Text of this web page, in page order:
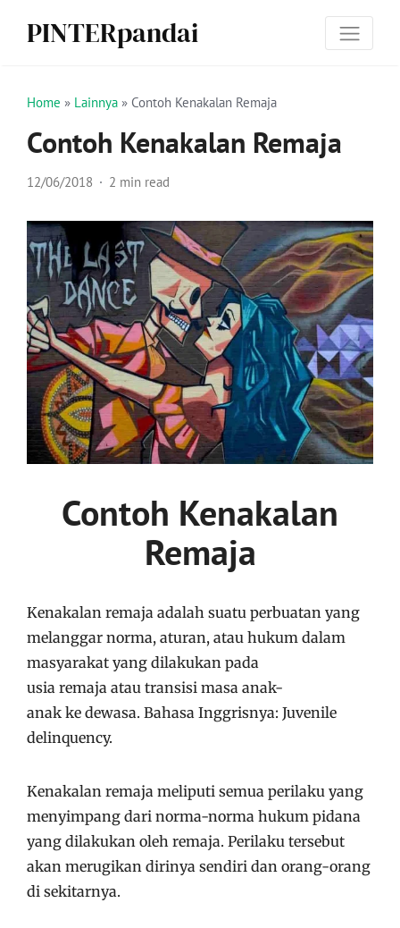
PINTERpandai
Home » Lainnya » Contoh Kenakalan Remaja
Contoh Kenakalan Remaja
12/06/2018 2 min read
Contoh Kenakalan
Remaja
Kenakalan remaja adalah suatu perbuatan yang
melanggar norma, aturan, atau hukum dalam
masyarakat yang dilakukan pada
usia remaja atau transisi masa anak-
anak ke dewasa. Bahasa Inggrisnya: Juvenile
delinquency.
Kenakalan remaja meliputi semua perilaku yang
menyimpang dari norma-norma hukum pidana
yang dilakukan oleh remaja. Perilaku tersebut
akan merugikan dirinya sendiri dan orang-orang
di sekitarnya.